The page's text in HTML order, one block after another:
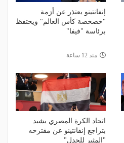
إنفانتينو يعتذر عن أزمة
"خصخصة كأس العالم" ويحتفظ
برئاسة "فيفا"
منذ 12 ساعة
اتحاد الكرة المصري يشيد
بتراجع إنفانتينو عن مقترحه
"المثير للجدل"